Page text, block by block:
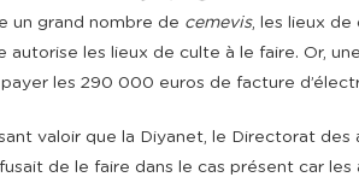
un grand nombre de cemevis, les lieux de
les lieux de culte à le faire. Or,
les 290 000 euros de facture
valoir que la Diyanet, le Directorat des
de le faire dans le cas présent car les